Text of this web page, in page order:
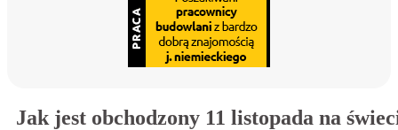
Jak jest obchodzony 11 listopada na